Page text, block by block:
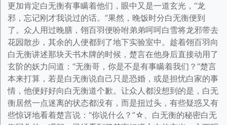
更加肯定白无衡有事瞒着他们，眼中又是一道玄光，“龙
邪，忘记刚才我说过的话。”果然，晚饭时分白无衡便到
了。众人用过晚膳，翎百羽便吩咐弟弟呵呵白雪将龙邪带去
花园散步，其余的人便都到了地下实验室中。趁着翎百羽向
白无衡讲述那块天书木牌的时候，楚言在他身后直接动用了
玄阶的妖力问道：“无衡哥，你是不是有事瞒着我们？”楚言
本来打算，若是白无衡说自己只是恐婚，或是担忧白家的事
情，他便好好向白无衡道个歉。让众人都没想到的是，白无
衡居然一点迷离的状态都没有，而是扭过头，有些疑惑又有
些惊讶地看着楚言说：“你说什么？”☆、白无衡的秘密白无